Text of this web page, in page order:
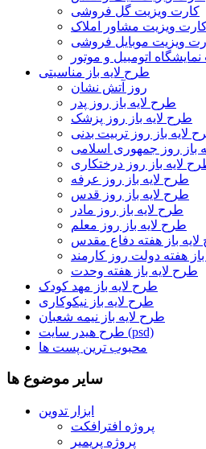
کارت ویزیت گل فروشی
ویزیت مشاور املاک
ویزیت موبایل فروشی
اتومبیل و موتور
طرح لایه باز مناسبتی
روز آتش نشان
طرح لایه باز روز پدر
طرح لایه باز روز پزشک
لایه باز روز تربیت بدنی
باز روز جمهوری اسلامی
لایه باز روز درختکاری
طرح لایه باز روز عرفه
طرح لایه باز روز قدس
طرح لایه باز روز مادر
طرح لایه باز روز معلم
باز هفته دفاع مقدس
هفته دولت روز کارمند
طرح لایه باز هفته وحدت
طرح لایه باز مهد کودک
طرح لایه باز نیکوکاری
طرح لایه باز نیمه شعبان
طرح هیدر سایت (psd)
محبوب ترین پست ها
سایر موضوع ها
ابزار تدوین
پروژه افترافکت
پروژه پریمیر